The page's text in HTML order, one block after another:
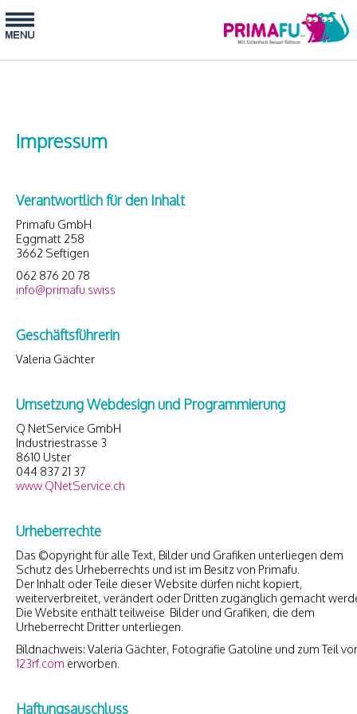
Impressum
Verantwortlich für den Inhalt
Primafu GmbH
Eggmatt 258
3662 Seftigen
062 876 20 78
info@primafu.swiss
Geschäftsführerin
Valeria Gächter
Umsetzung Webdesign und Programmierung
Q NetService GmbH
Industriestrasse 3
8610 Uster
044 837 21 37
www.QNetService.ch
Urheberrechte
Das ©opyright für alle Text, Bilder und Grafiken unterliegen dem
Schutz des Urheberrechts und ist im Besitz von Primafu.
Der Inhalt oder Teile dieser Website dürfen nicht kopiert,
weiterverbreitet, verändert oder Dritten zugänglich gemacht
Die Website enthält teilweise Bilder und Grafiken, die dem
Urheberrecht Dritter unterliegen.
Bildnachweis: Valeria Gächter, Fotografie Gatoline und zum Teil
123rf.com erworben.
Haftungsauschluss